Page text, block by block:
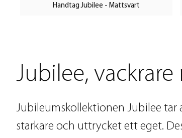
Handtag Jubilee - Mattsvart
Jubilee,
Jubileumskollektionen Jubilee tar
starkare och uttrycket ett eget.